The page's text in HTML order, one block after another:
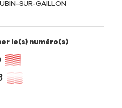
SUR-GAILLON
le(s) numéro(s)
▒▒
▒▒